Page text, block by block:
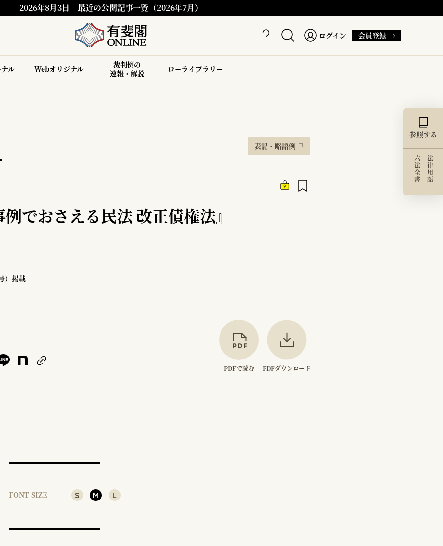
2026年8月3日 最近の公開記事一覧（2026年7月）
ログイン 会員登録 →
ル Webオリジナル
裁判例の
速報・解説
ローライブラリー
表記・略語例
でおさえる民法 改正債権法』
）掲載
PDFで読む PDFダウンロード
参照する
法律用語
六法全書
FONT SIZE S M L